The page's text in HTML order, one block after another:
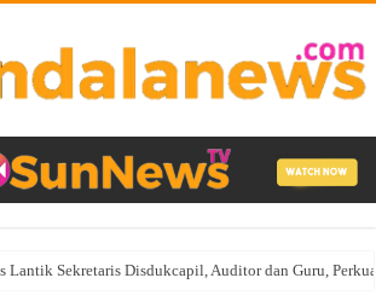
Siap Bersinergi, Komitmen Lampura Harus